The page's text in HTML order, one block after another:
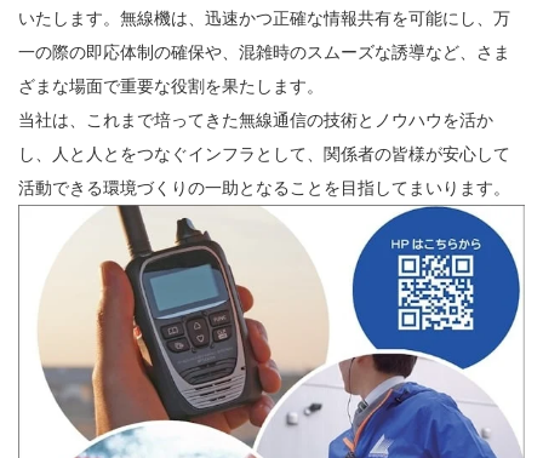
いたします。無線機は、迅速かつ正確な情報共有を可能にし、万
一の際の即応体制の確保や、混雑時のスムーズな誘導など、さま
ざまな場面で重要な役割を果たします。
当社は、これまで培ってきた無線通信の技術とノウハウを活か
し、人と人とをつなぐインフラとして、関係者の皆様が安心して
活動できる環境づくりの一助となることを目指してまいります。